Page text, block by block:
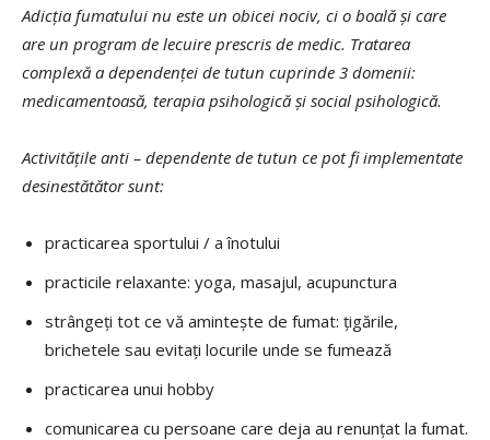
Adicția fumatului nu este un obicei nociv, ci o boală și care
are un program de lecuire prescris de medic. Tratarea
complexă a dependenței de tutun cuprinde 3 domenii:
medicamentoasă, terapia psihologică și social psihologică.
Activitățile anti – dependente de tutun ce pot fi implementate
desinestătător sunt:
practicarea sportului / a înotului
practicile relaxante: yoga, masajul, acupunctura
strângeți tot ce vă amintește de fumat: țigările,
brichetele sau evitați locurile unde se fumează
practicarea unui hobby
comunicarea cu persoane care deja au renunțat la fumat.